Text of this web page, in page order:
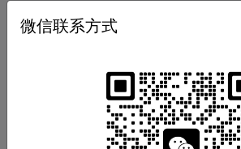
总之，制作一款商城小程序不仅能够极大地
本和风险，并为未来的市场扩张奠定良好的基
商城制作
微信联系方式